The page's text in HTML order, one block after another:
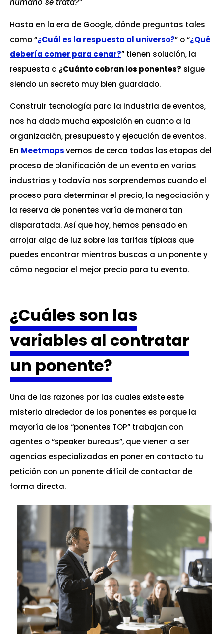
humano se trata?”
Hasta en la era de Google, dónde preguntas tales
como “¿Cuál es la respuesta al universo?” o “¿Qué
debería comer para cenar?” tienen solución, la
respuesta a ¿Cuánto cobran los ponentes? sigue
siendo un secreto muy bien guardado.
Construir tecnología para la industria de eventos,
nos ha dado mucha exposición en cuanto a la
organización, presupuesto y ejecución de eventos.
En Meetmapsvemos de cerca todas las etapas del
proceso de planificación de un evento en varias
industrias y todavía nos sorprendemos cuando el
proceso para determinar el precio, la negociación y
la reserva de ponentes varía de manera tan
disparatada. Así que hoy, hemos pensado en
arrojar algo de luz sobre las tarifas típicas que
puedes encontrar mientras buscas a un ponente y
cómo negociar el mejor precio para tu evento.
¿Cuáles son las
variables al contratar
un ponente?
Una de las razones por las cuales existe este
misterio alrededor de los ponentes es porque la
mayoría de los “ponentes TOP” trabajan con
agentes o “speaker bureaus”, que vienen a ser
agencias especializadas en poner en contacto tu
petición con un ponente difícil de contactar de
forma directa.